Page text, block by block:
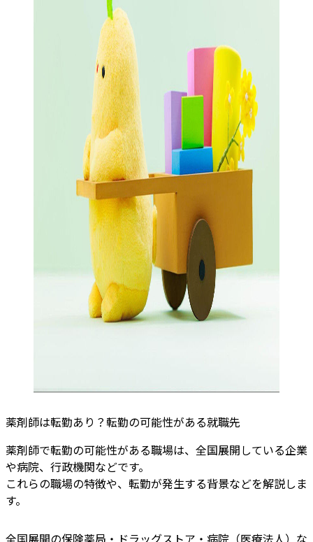
薬剤師は転勤あり？転勤の可能性がある就職先
薬剤師で転勤の可能性がある職場は、全国展開している企業
や病院、行政機関などです。
これらの職場の特徴や、転勤が発生する背景などを解説しま
す。
全国展開の保険薬局・ドラッグストア・病院（医療法人）な